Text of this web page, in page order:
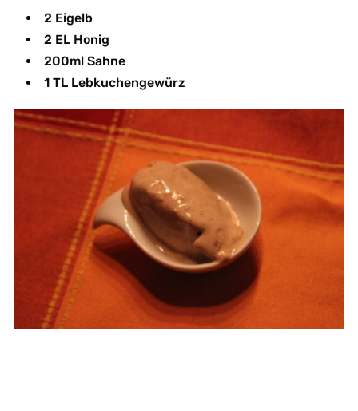
2 Eigelb
2 EL Honig
200ml Sahne
1 TL Lebkuchengewürz